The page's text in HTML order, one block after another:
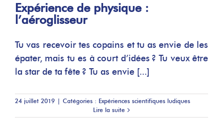
Expérience de physique :
l’aéroglisseur
Tu vas recevoir tes copains et tu as envie de les
épater, mais tu es à court d’idées ? Tu veux être
la star de ta fête ? Tu as envie [...]
24 juillet 2019 | Catégories : Expériences scientifiques ludiques
Lire la suite